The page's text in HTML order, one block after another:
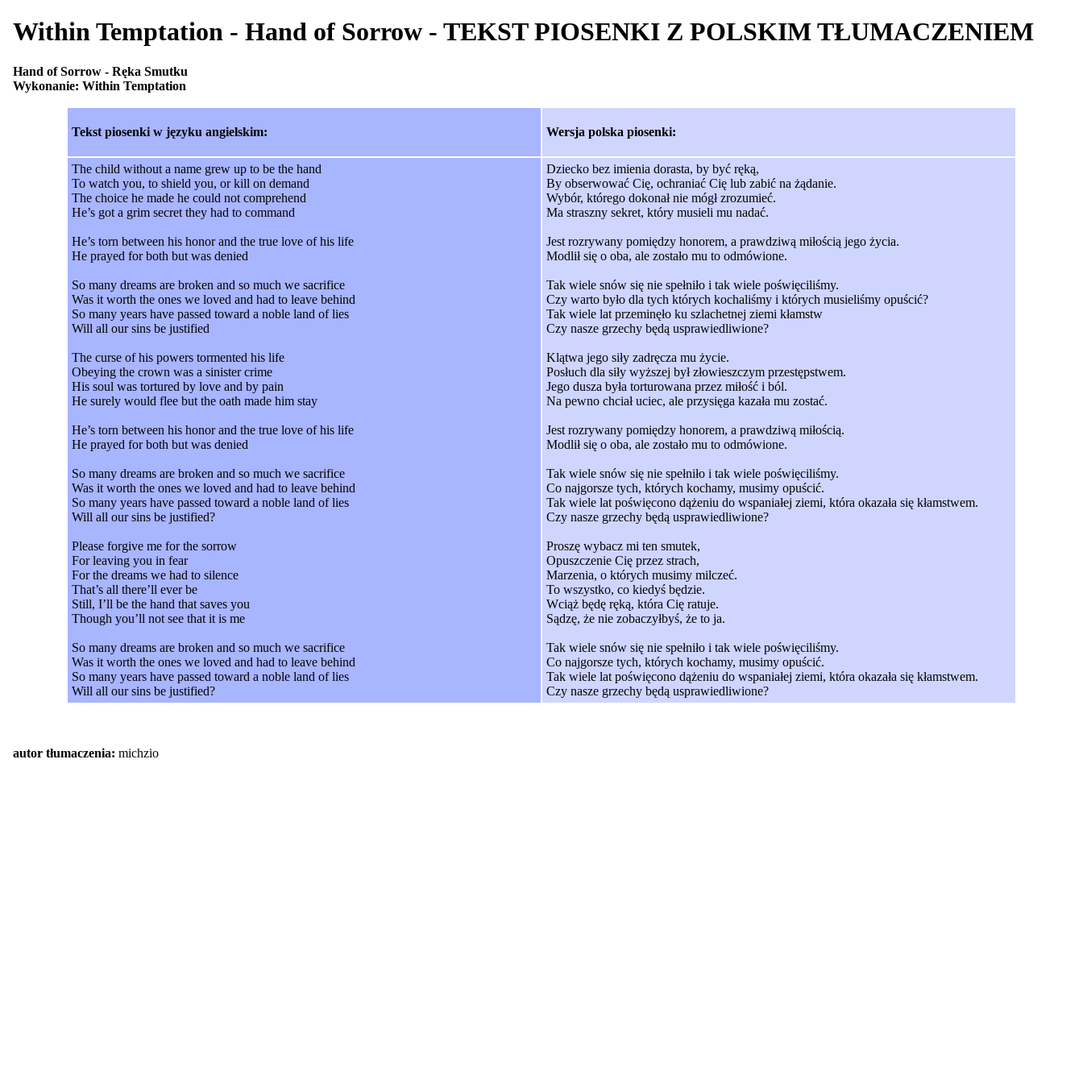
Within Temptation - Hand of Sorrow - TEKST PIOSENKI Z POLSKIM TŁUMACZENIEM
Hand of Sorrow - Ręka Smutku
Wykonanie: Within Temptation
Tekst piosenki w języku angielskim: Wersja polska piosenki:
The child without a name grew up to be the hand
To watch you, to shield you, or kill on demand
The choice he made he could not comprehend
He’s got a grim secret they had to command
He’s torn between his honor and the true love of his life
He prayed for both but was denied
So many dreams are broken and so much we sacrifice
Was it worth the ones we loved and had to leave behind
So many years have passed toward a noble land of lies
Will all our sins be justified
The curse of his powers tormented his life
Obeying the crown was a sinister crime
His soul was tortured by love and by pain
He surely would flee but the oath made him stay
He’s torn between his honor and the true love of his life
He prayed for both but was denied
So many dreams are broken and so much we sacrifice
Was it worth the ones we loved and had to leave behind
So many years have passed toward a noble land of lies
Will all our sins be justified?
Please forgive me for the sorrow
For leaving you in fear
For the dreams we had to silence
That’s all there’ll ever be
Still, I’ll be the hand that saves you
Though you’ll not see that it is me
So many dreams are broken and so much we sacrifice
Was it worth the ones we loved and had to leave behind
So many years have passed toward a noble land of lies
Will all our sins be justified?
Dziecko bez imienia dorasta, by być ręką,
By obserwować Cię, ochraniać Cię lub zabić na żądanie.
Wybór, którego dokonał nie mógł zrozumieć.
Ma straszny sekret, który musieli mu nadać.
Jest rozrywany pomiędzy honorem, a prawdziwą miłością jego życia.
Modlił się o oba, ale zostało mu to odmówione.
Tak wiele snów się nie spełniło i tak wiele poświęciliśmy.
Czy warto było dla tych których kochaliśmy i których musieliśmy opuścić?
Tak wiele lat przeminęło ku szlachetnej ziemi kłamstw
Czy nasze grzechy będą usprawiedliwione?
Klątwa jego siły zadręcza mu życie.
Posłuch dla siły wyższej był złowieszczym przestępstwem.
Jego dusza była torturowana przez miłość i ból.
Na pewno chciał uciec, ale przysięga kazała mu zostać.
Jest rozrywany pomiędzy honorem, a prawdziwą miłością.
Modlił się o oba, ale zostało mu to odmówione.
Tak wiele snów się nie spełniło i tak wiele poświęciliśmy.
Co najgorsze tych, których kochamy, musimy opuścić.
Tak wiele lat poświęcono dążeniu do wspaniałej ziemi, która okazała się kłamstwem.
Czy nasze grzechy będą usprawiedliwione?
Proszę wybacz mi ten smutek,
Opuszczenie Cię przez strach,
Marzenia, o których musimy milczeć.
To wszystko, co kiedyś będzie.
Wciąż będę ręką, która Cię ratuje.
Sądzę, że nie zobaczyłbyś, że to ja.
Tak wiele snów się nie spełniło i tak wiele poświęciliśmy.
Co najgorsze tych, których kochamy, musimy opuścić.
Tak wiele lat poświęcono dążeniu do wspaniałej ziemi, która okazała się kłamstwem.
Czy nasze grzechy będą usprawiedliwione?
autor tłumaczenia: michzio